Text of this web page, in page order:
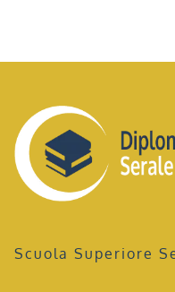
Scuola Superiore